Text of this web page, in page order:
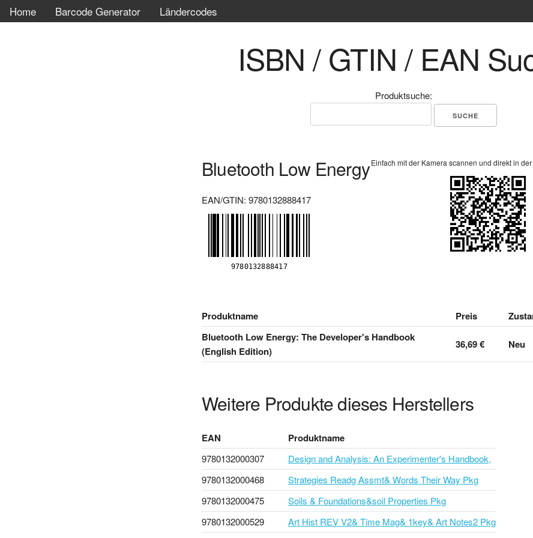
Home Barcode Generator Ländercodes
ISBN / GTIN / EAN
Produktsuche:
Bluetooth Low Energy
EAN/GTIN: 9780132888417
Einfach mit der Kamera scannen und direkt in
Produktname Preis
Bluetooth Low Energy: The Developer's Handbook
(English Edition)
36,69 € Neu
Weitere Produkte dieses Herstellers
EAN Produktname
9780132000307
Design and Analysis: An Experimenter's Handbook,
9780132000468
Strategies Readg Assmt& Words Their Way Pkg
9780132000475
Soils & Foundations&soil Properties Pkg
9780132000529
Art Hist REV V2& Time Mag& 1key& Art Notes2 Pkg